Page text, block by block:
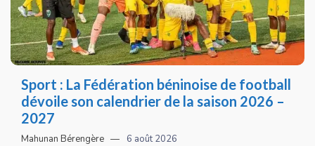
Sport : La Fédération béninoise de football
dévoile son calendrier de la saison 2026 –
2027
Mahunan Bérengère 6 août 2026